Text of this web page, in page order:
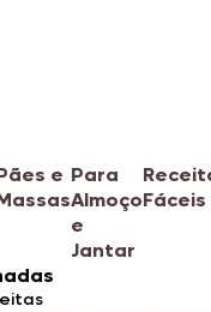
e Para
Almoço
e
Jantar
Fáceis